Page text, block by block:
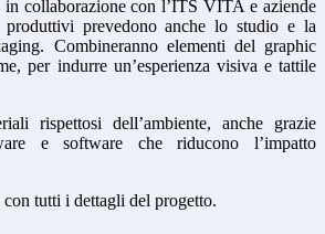
in collaborazione con l’ITS VITA e aziende
prevedono anche lo studio e la
Combineranno elementi del graphic
per indurre un’esperienza visiva e tattile
rispettosi dell’ambiente, anche grazie
e software che riducono l’impatto
tutti i dettagli del progetto.